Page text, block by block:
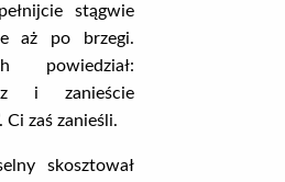
stągwie
aż po brzegi.
i zanieście
Ci zaś zanieśli.
skosztował